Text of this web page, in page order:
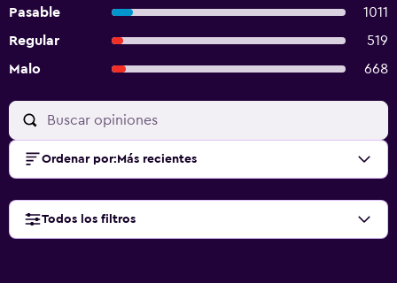
Pasable
1011
Regular
519
Malo
668
Ordenar por: Más recientes
Todos los filtros